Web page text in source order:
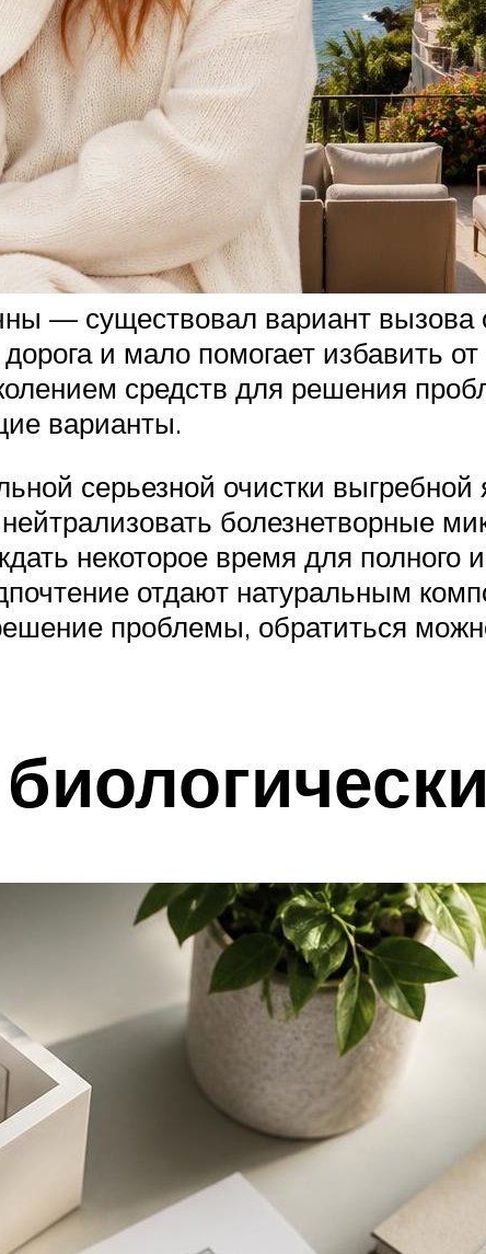
— существовал вариант вызова
и мало помогает избавить
средств для решения
варианты.
серьезной очистки
болезнетворные
некоторое время для полного
отдают натуральным
проблемы, обратиться